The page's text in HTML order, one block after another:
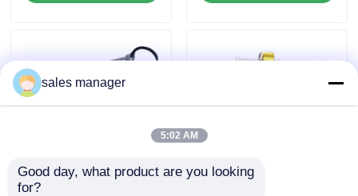
पैकेजिंग लेबलिंग मशीन
ऑटोमैटिक बोतल कैपिंग मशीन
परिवर्तनीय डेटा प्रिंटिंग के
sales manager
5:02 AM
Good day, what product are you looking
for?